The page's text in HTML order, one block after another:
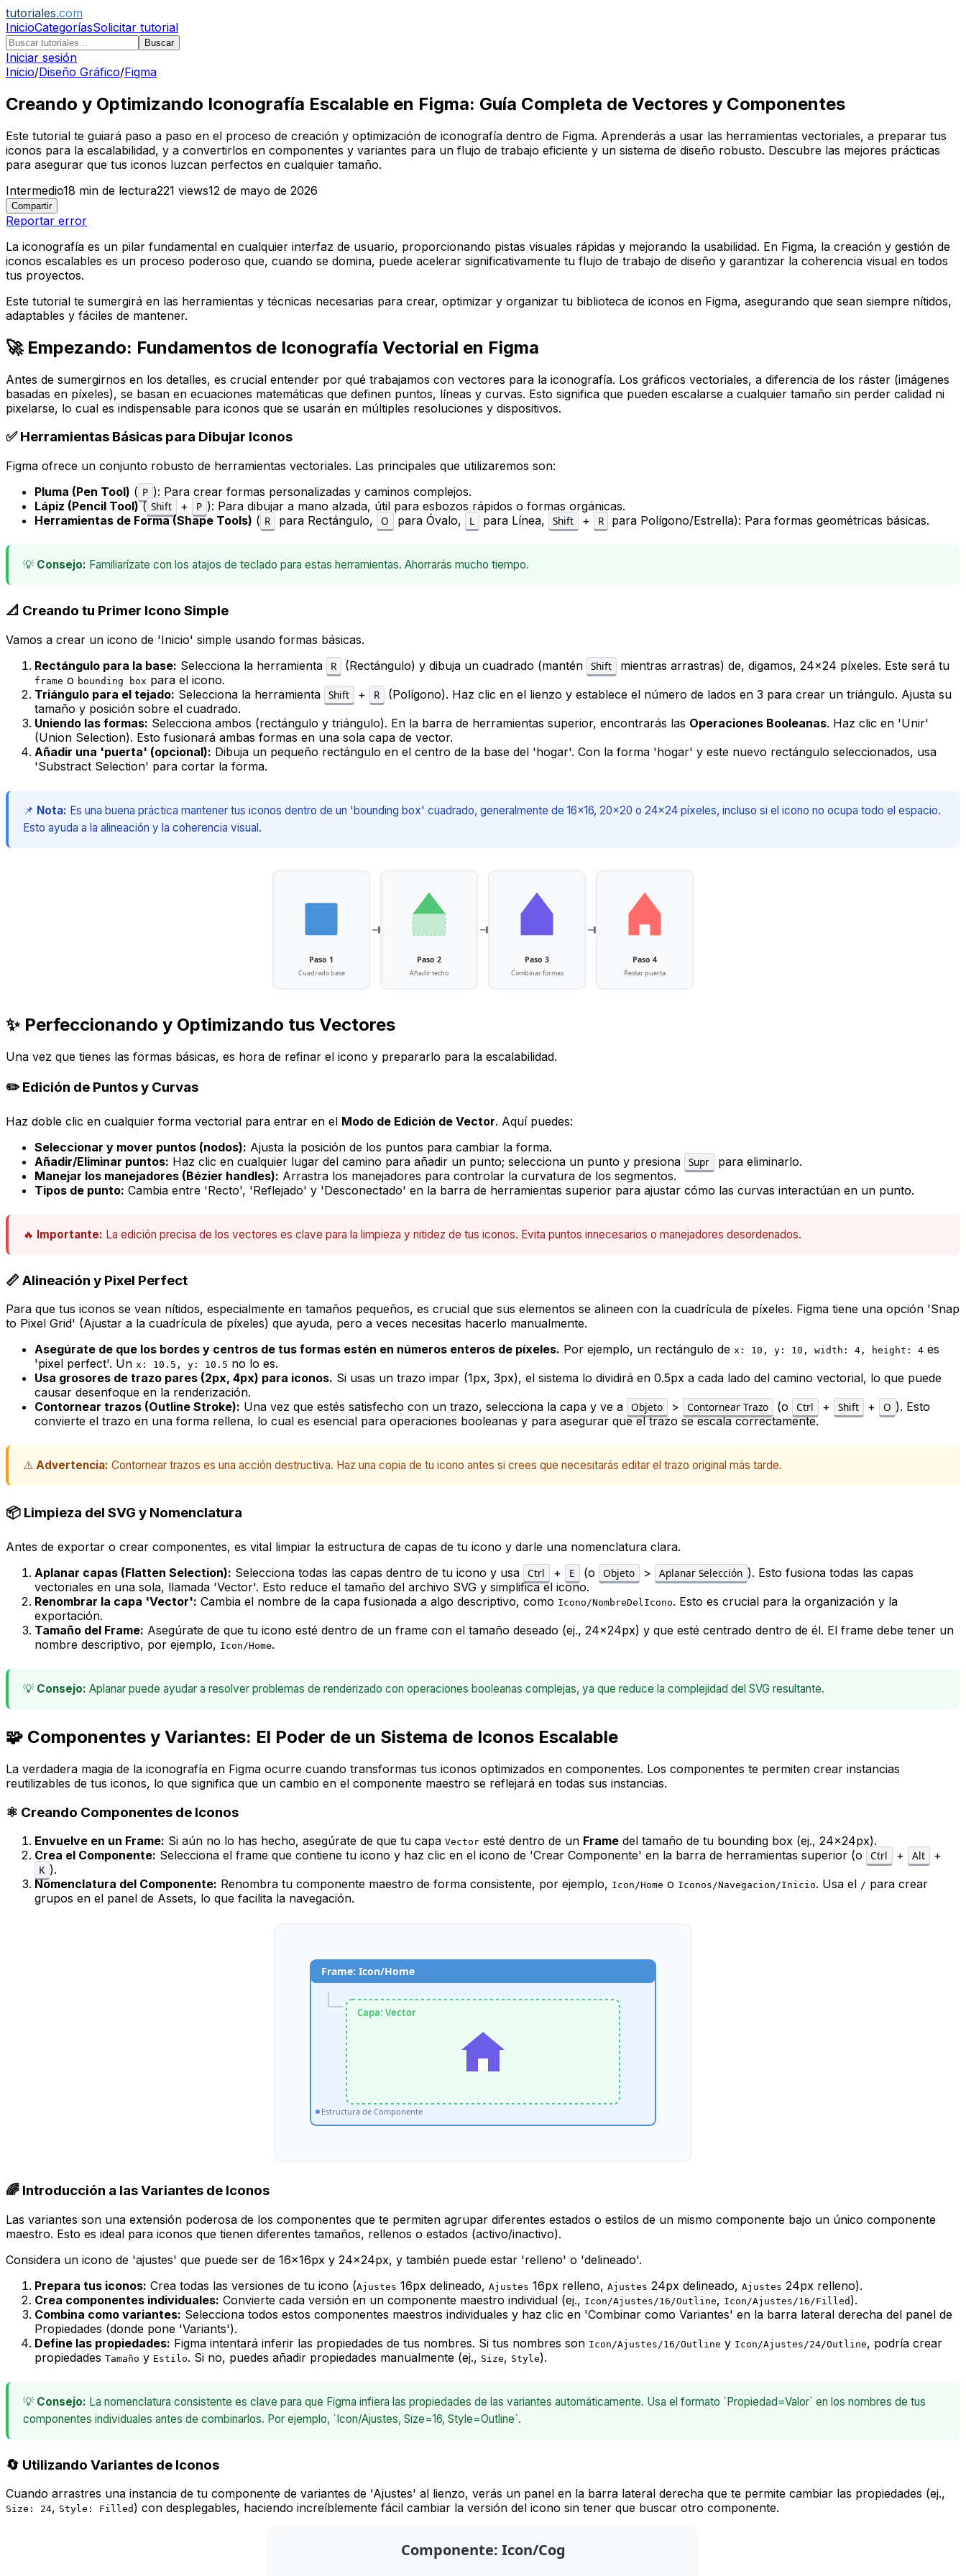
tutoriales.com
InicioCategoríasSolicitar tutorial
Buscar
Iniciar sesión
Inicio/Diseño Gráfico/Figma
Creando y Optimizando Iconografía Escalable en Figma: Guía Completa de Vectores y Componentes
Este tutorial te guiará paso a paso en el proceso de creación y optimización de iconografía dentro de Figma. Aprenderás a usar las herramientas vectoriales, a preparar tus
iconos para la escalabilidad, y a convertirlos en componentes y variantes para un flujo de trabajo eficiente y un sistema de diseño robusto. Descubre las mejores prácticas
para asegurar que tus iconos luzcan perfectos en cualquier tamaño.
Intermedio18 min de lectura221 views12 de mayo de 2026
Compartir
Reportar error
La iconografía es un pilar fundamental en cualquier interfaz de usuario, proporcionando pistas visuales rápidas y mejorando la usabilidad. En Figma, la creación y gestión de
iconos escalables es un proceso poderoso que, cuando se domina, puede acelerar significativamente tu flujo de trabajo de diseño y garantizar la coherencia visual en todos
tus proyectos.
Este tutorial te sumergirá en las herramientas y técnicas necesarias para crear, optimizar y organizar tu biblioteca de iconos en Figma, asegurando que sean siempre nítidos,
adaptables y fáciles de mantener.
🚀 Empezando: Fundamentos de Iconografía Vectorial en Figma
Antes de sumergirnos en los detalles, es crucial entender por qué trabajamos con vectores para la iconografía. Los gráficos vectoriales, a diferencia de los ráster (imágenes
basadas en píxeles), se basan en ecuaciones matemáticas que definen puntos, líneas y curvas. Esto significa que pueden escalarse a cualquier tamaño sin perder calidad ni
pixelarse, lo cual es indispensable para iconos que se usarán en múltiples resoluciones y dispositivos.
✅ Herramientas Básicas para Dibujar Iconos
Figma ofrece un conjunto robusto de herramientas vectoriales. Las principales que utilizaremos son:
Pluma (Pen Tool) ( P ): Para crear formas personalizadas y caminos complejos.
Lápiz (Pencil Tool)( Shift + P ): Para dibujar a mano alzada, útil para esbozos rápidos o formas orgánicas.
Herramientas de Forma (Shape Tools) ( R para Rectángulo, O para Óvalo, L para Línea, Shift + R para Polígono/Estrella): Para formas geométricas básicas.
💡 Consejo: Familiarízate con los atajos de teclado para estas herramientas. Ahorrarás mucho tiempo.
📐 Creando tu Primer Icono Simple
Vamos a crear un icono de 'Inicio' simple usando formas básicas.
Rectángulo para la base: Selecciona la herramienta R (Rectángulo) y dibuja un cuadrado (mantén Shift mientras arrastras) de, digamos, 24x24 píxeles. Este será tu
frame o bounding box para el icono.
Triángulo para el tejado: Selecciona la herramienta Shift + R
(Polígono). Haz clic en el lienzo y establece el número de lados en 3 para crear un triángulo. Ajusta su
tamaño y posición sobre el cuadrado.
Uniendo las formas: Selecciona ambos (rectángulo y triángulo). En la barra de herramientas superior, encontrarás las Operaciones Booleanas. Haz clic en 'Unir'
(Union Selection). Esto fusionará ambas formas en una sola capa de vector.
Añadir una 'puerta' (opcional): Dibuja un pequeño rectángulo en el centro de la base del 'hogar'. Con la forma 'hogar' y este nuevo rectángulo seleccionados, usa
'Substract Selection' para cortar la forma.
📌 Nota: Es una buena práctica mantener tus iconos dentro de un 'bounding box' cuadrado, generalmente de 16x16, 20x20 o 24x24 píxeles, incluso si el icono no ocupa todo el espacio.
Esto ayuda a la alineación y la coherencia visual.
Paso 1
Cuadrado base
Paso 2
Añadir techo
Paso 3
Combinar formas
Paso 4
Restar puerta
✨ Perfeccionando y Optimizando tus Vectores
Una vez que tienes las formas básicas, es hora de refinar el icono y prepararlo para la escalabilidad.
✏️ Edición de Puntos y Curvas
Haz doble clic en cualquier forma vectorial para entrar en el Modo de Edición de Vector. Aquí puedes:
Seleccionar y mover puntos (nodos): Ajusta la posición de los puntos para cambiar la forma.
Añadir/Eliminar puntos: Haz clic en cualquier lugar del camino para añadir un punto; selecciona un punto y presiona Supr
para eliminarlo.
Manejar los manejadores (Bézier handles): Arrastra los manejadores para controlar la curvatura de los segmentos.
Tipos de punto: Cambia entre 'Recto', 'Reflejado' y 'Desconectado' en la barra de herramientas superior para ajustar cómo las curvas interactúan en un punto.
🔥 Importante: La edición precisa de los vectores es clave para la limpieza y nitidez de tus iconos. Evita puntos innecesarios o manejadores desordenados.
📏 Alineación y Pixel Perfect
Para que tus iconos se vean nítidos, especialmente en tamaños pequeños, es crucial que sus elementos se alineen con la cuadrícula de píxeles. Figma tiene una opción 'Snap
to Pixel Grid' (Ajustar a la cuadrícula de píxeles) que ayuda, pero a veces necesitas hacerlo manualmente.
Asegúrate de que los bordes y centros de tus formas estén en números enteros de píxeles. Por ejemplo, un rectángulo de x: 10, y: 10, width: 4, height: 4 es
'pixel perfect'. Un x: 10.5, y: 10.5 no lo es.
Usa grosores de trazo pares (2px, 4px) para iconos. Si usas un trazo impar (1px, 3px), el sistema lo dividirá en 0.5px a cada lado del camino vectorial, lo que puede
causar desenfoque en la renderización.
Contornear trazos (Outline Stroke): Una vez que estés satisfecho con un trazo, selecciona la capa y ve a Objeto > Contornear Trazo (o Ctrl + Shift + O ). Esto
convierte el trazo en una forma rellena, lo cual es esencial para operaciones booleanas y para asegurar que el trazo se escala correctamente.
⚠️ Advertencia: Contornear trazos es una acción destructiva. Haz una copia de tu icono antes si crees que necesitarás editar el trazo original más tarde.
📦 Limpieza del SVG y Nomenclatura
Antes de exportar o crear componentes, es vital limpiar la estructura de capas de tu icono y darle una nomenclatura clara.
Aplanar capas (Flatten Selection): Selecciona todas las capas dentro de tu icono y usa Ctrl + E (o Objeto > Aplanar Selección ). Esto fusiona todas las capas
vectoriales en una sola, llamada 'Vector'. Esto reduce el tamaño del archivo SVG y simplifica el icono.
Renombrar la capa 'Vector': Cambia el nombre de la capa fusionada a algo descriptivo, como Icono/NombreDelIcono. Esto es crucial para la organización y la
exportación.
Tamaño del Frame: Asegúrate de que tu icono esté dentro de un frame con el tamaño deseado (ej., 24x24px) y que esté centrado dentro de él. El frame debe tener un
nombre descriptivo, por ejemplo, Icon/Home.
💡 Consejo: Aplanar puede ayudar a resolver problemas de renderizado con operaciones booleanas complejas, ya que reduce la complejidad del SVG resultante.
🧩 Componentes y Variantes: El Poder de un Sistema de Iconos Escalable
La verdadera magia de la iconografía en Figma ocurre cuando transformas tus iconos optimizados en componentes. Los componentes te permiten crear instancias
reutilizables de tus iconos, lo que significa que un cambio en el componente maestro se reflejará en todas sus instancias.
⚛️ Creando Componentes de Iconos
Envuelve en un Frame: Si aún no lo has hecho, asegúrate de que tu capa Vector esté dentro de un Frame del tamaño de tu bounding box (ej., 24x24px).
Crea el Componente: Selecciona el frame que contiene tu icono y haz clic en el icono de 'Crear Componente' en la barra de herramientas superior (o Ctrl + Alt +
K ).
Nomenclatura del Componente: Renombra tu componente maestro de forma consistente, por ejemplo, Icon/Home o Iconos/Navegacion/Inicio. Usa el / para crear
grupos en el panel de Assets, lo que facilita la navegación.
Frame: Icon/Home
Capa: Vector
Estructura de Componente
🌈 Introducción a las Variantes de Iconos
Las variantes son una extensión poderosa de los componentes que te permiten agrupar diferentes estados o estilos de un mismo componente bajo un único componente
maestro. Esto es ideal para iconos que tienen diferentes tamaños, rellenos o estados (activo/inactivo).
Considera un icono de 'ajustes' que puede ser de 16x16px y 24x24px, y también puede estar 'relleno' o 'delineado'.
Prepara tus iconos: Crea todas las versiones de tu icono (Ajustes 16px delineado, Ajustes 16px relleno, Ajustes 24px delineado, Ajustes 24px relleno).
Crea componentes individuales: Convierte cada versión en un componente maestro individual (ej., Icon/Ajustes/16/Outline, Icon/Ajustes/16/Filled ).
Combina como variantes: Selecciona todos estos componentes maestros individuales y haz clic en 'Combinar como Variantes' en la barra lateral derecha del panel de
Propiedades (donde pone 'Variants').
Define las propiedades: Figma intentará inferir las propiedades de tus nombres. Si tus nombres son Icon/Ajustes/16/Outline y Icon/Ajustes/24/Outline, podría crear
propiedades Tamaño y Estilo. Si no, puedes añadir propiedades manualmente (ej., Size, Style).
💡 Consejo: La nomenclatura consistente es clave para que Figma infiera las propiedades de las variantes automáticamente. Usa el formato `Propiedad=Valor` en los nombres de tus
componentes individuales antes de combinarlos. Por ejemplo, `Icon/Ajustes, Size=16, Style=Outline`.
🔄 Utilizando Variantes de Iconos
Cuando arrastres una instancia de tu componente de variantes de 'Ajustes' al lienzo, verás un panel en la barra lateral derecha que te permite cambiar las propiedades (ej.,
Size: 24, Style: Filled ) con desplegables, haciendo increíblemente fácil cambiar la versión del icono sin tener que buscar otro componente.
Componente: Icon/Cog